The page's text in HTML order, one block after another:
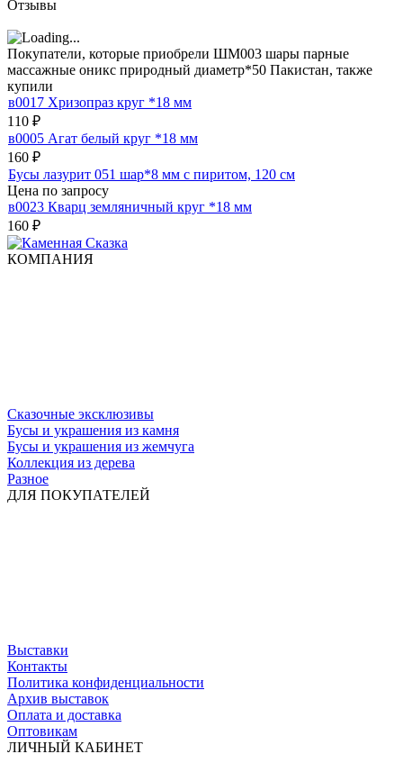
Отзывы
Покупатели, которые приобрели ШМ003 шары парные
массажные оникс природный диаметр*50 Пакистан, также
купили
в0017 Хризопраз круг *18 мм
110 ₽
в0005 Агат белый круг *18 мм
160 ₽
Бусы лазурит 051 шар*8 мм с пиритом, 120 см
Цена по запросу
в0023 Кварц земляничный круг *18 мм
160 ₽
КОМПАНИЯ
Сказочные эксклюзивы
Бусы и украшения из камня
Бусы и украшения из жемчуга
Коллекция из дерева
Разное
ДЛЯ ПОКУПАТЕЛЕЙ
Выставки
Контакты
Политика конфиденциальности
Архив выставок
Оплата и доставка
Оптовикам
ЛИЧНЫЙ КАБИНЕТ